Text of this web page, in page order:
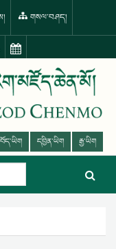
གསལ་བཤད།
བོད་ཡིག དབྱིན་ཡིག རྒྱ་ཡིག